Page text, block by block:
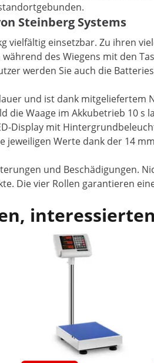
Steinberg Systems
vielfältig einsetzbar. Zu ihren
des Wiegens mit den
werden Sie auch die
und ist dank mitgeliefertem
Waage im Akkubetrieb 10 s
Display mit
Werte dank der 14
und Beschädigungen.
Die vier Rollen garantieren